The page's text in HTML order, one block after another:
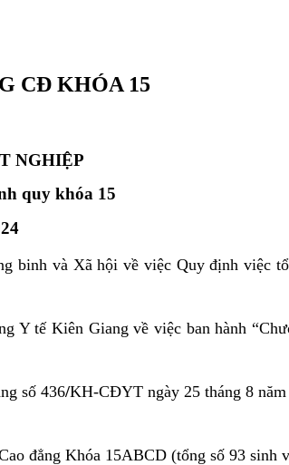
CĐ KHÓA 15
NGHIỆP
quy khóa 15
binh và Xã hội về việc Quy định việc
Y tế Kiên Giang về việc ban hành
số 436/KH-CĐYT ngày 25 tháng 8
đẳng Khóa 15ABCD (tổng số 93 sinh